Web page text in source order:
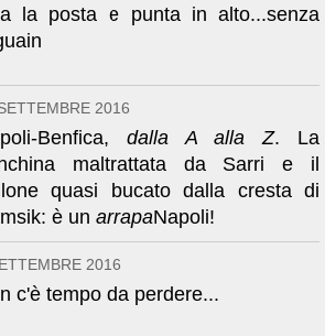
la posta e punta in alto...senza
2016
Benfica, dalla A alla Z. La
maltrattata da Sarri e il
quasi bucato dalla cresta di
è un arrapaNapoli!
2016
c'è tempo da perdere...